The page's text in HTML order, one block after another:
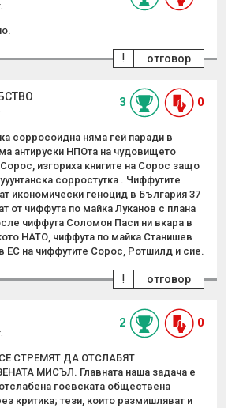
отговор
!
3 0
сорросоидна няма гей паради в
антируски НПОта на чудовището
Сорос, изгориха книгите на Сорос защо
сорростутка . Чиффутите
икономически геноцид в България 37
от чиффута по майка Луканов с плана
чиффута Соломон Паси ни вкара в
НАТО, чиффута по майка Станишев
ЕС на чиффутите Сорос, Ротшилд и сие.
отговор
!
2 0
СТРЕМЯТ ДА ОТСЛАБЯТ
МИСЪЛ. Главната наша задача е
гоевската обществена
критика; тези, които размишляват и